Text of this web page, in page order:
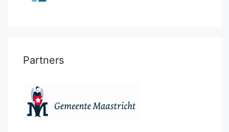
Partners